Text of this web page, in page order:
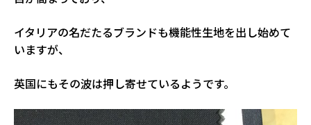
イタリアの名だたるブランドも機能性生地を出し始めて
いますが、
英国にもその波は押し寄せているようです。